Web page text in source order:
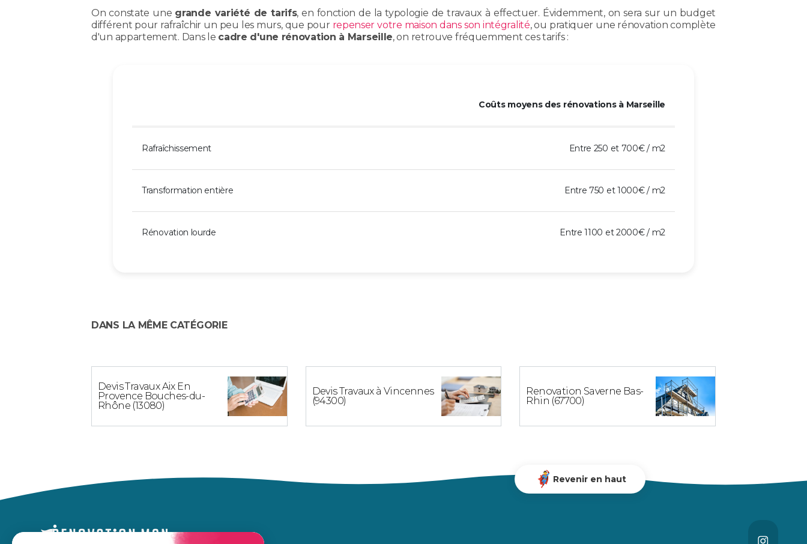
On constate une grande variété de tarifs, en fonction de la typologie de travaux à effectuer. Évidemment, on sera sur un budget
différent pour rafraîchir un peu les murs, que pour repenser votre maison dans son intégralité, ou pratiquer une rénovation complète
d'un appartement. Dans le cadre d'une rénovation à Marseille, on retrouve fréquemment ces tarifs :
Coûts moyens des rénovations à Marseille
Rafraîchissement Entre 250 et 700€ / m2
Transformation entière Entre 750 et 1000€ / m2
Rénovation lourde Entre 1100 et 2000€ / m2
DANS LA MÊME CATÉGORIE
Devis Travaux Aix En
Provence Bouches-du-
Rhône (13080)
Devis Travaux à Vincennes
(94300)
Renovation Saverne Bas-
Rhin (67700)
Revenir en haut